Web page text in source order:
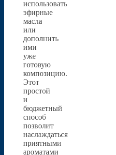
использовать
эфирные
масла
или
дополнить
ими
уже
готовую
композицию.
Этот
простой
и
бюджетный
способ
позволит
наслаждаться
приятными
ароматами